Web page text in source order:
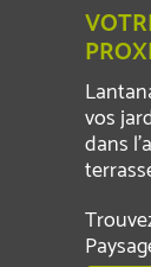
vos
dans